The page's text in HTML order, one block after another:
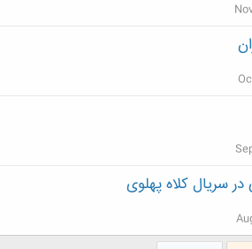
در سریال کلاه پهلوی